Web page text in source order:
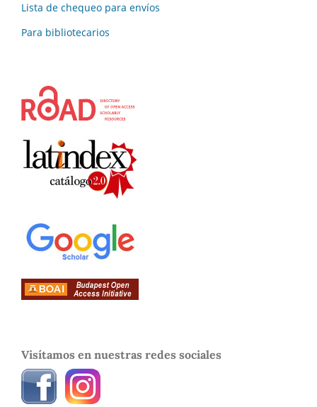
Lista de chequeo para envíos
Para bibliotecarios
Visítamos en nuestras redes sociales